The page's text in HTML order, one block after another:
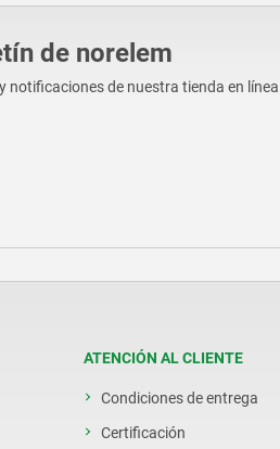
de norelem
notificaciones de nuestra tienda en
ATENCIÓN AL CLIENTE
Condiciones de entrega
Certificación